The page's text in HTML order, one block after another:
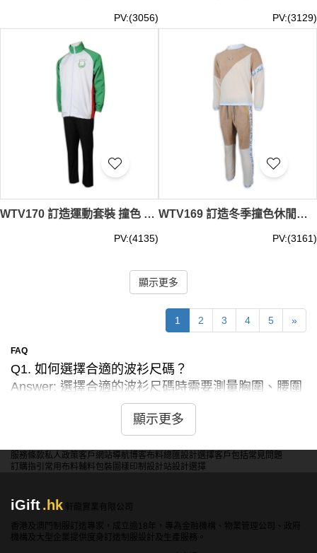
PV:(3056) PV:(3129)
WTV170 訂造運動套裝 撞色 高領 澳門 鮮魚行總會 運動套裝生產商 白色 撞色綠色
PV:(4135)
WTV169 訂造冬季撞色休閒套裝 金色褲袋拉鍊 100%滌 運動套裝專門店 卡其色
PV:(3161)
顯示更多
1 2 3 4 5 »
FAQ
Q1. 如何選擇合適的波衫尺碼？
Answer: 選擇合適的波衫尺碼時需要測量胸圍、腰圍
和肩寬，可根據iGift提供的尺碼表選擇合適的尺碼。
Q2. 如何選擇適合的田徑服裝款式？
Answer: 選擇適合的田徑服裝款式應考慮以下幾點:
ⅰ. 根據您參加的田徑項目選擇合適的款式。例如，
緊身褲.
ⅱ. 根據訓練或比賽時的天氣選擇適合的服裝，如溫
暖天氣選擇透氣背心，寒冷天氣選擇防風外套.
顯示更多
服務條款私人政策客戶 網站導航博客布料總匯設計選擇客戶包括常見問題
訂購指引 常用布料輔料包裝 圖樣印制 設計站設計選擇
iGift.hk
軒龍實業有限公司
香港及澳門制服訂造專家，成立逾18年，專為金融機構、物業管理公司、政府
機構及大型企業提供度身訂造制服設計及生產服務。